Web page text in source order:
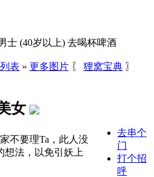
士 (40岁以上) 去喝杯啤酒
表 » 更多图片 〖 狸窝宝典 〗
女
不要理Ta，此人没
想法，以免引妖上
去串个
门
打个招
呼